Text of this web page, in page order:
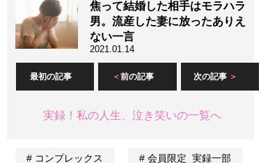
焦って結婚した相手はモラハラ
男。流産した妻に放ったありえ
ない一言
2021.01.14
最初の記事 前の記事 次の記事
実録！私の人生、泣き笑いの一覧へ
コンプレックス 会員限定_実録一部